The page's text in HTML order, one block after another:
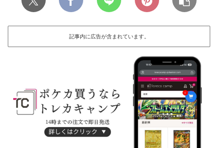
記事内に広告が含まれています。